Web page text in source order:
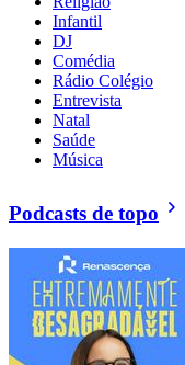
Infantil
DJ
Comédia
Rádio Colégio
Entrevista
Natal
Saúde
Música
Podcasts de topo